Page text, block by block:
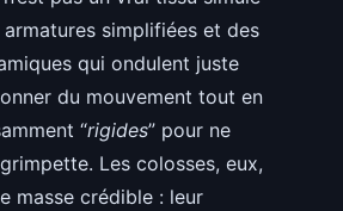
simplifiées et des
qui ondulent juste
du mouvement tout en
“rigides” pour ne
Les colosses, eux,
masse crédible : leur